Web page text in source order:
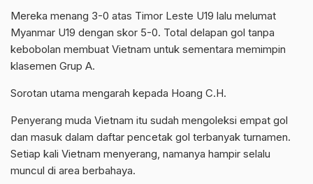
Mereka menang 3-0 atas Timor Leste U19 lalu melumat
Myanmar U19 dengan skor 5-0. Total delapan gol tanpa
kebobolan membuat Vietnam untuk sementara memimpin
klasemen Grup A.
Sorotan utama mengarah kepada Hoang C.H.
Penyerang muda Vietnam itu sudah mengoleksi empat gol
dan masuk dalam daftar pencetak gol terbanyak turnamen.
Setiap kali Vietnam menyerang, namanya hampir selalu
muncul di area berbahaya.